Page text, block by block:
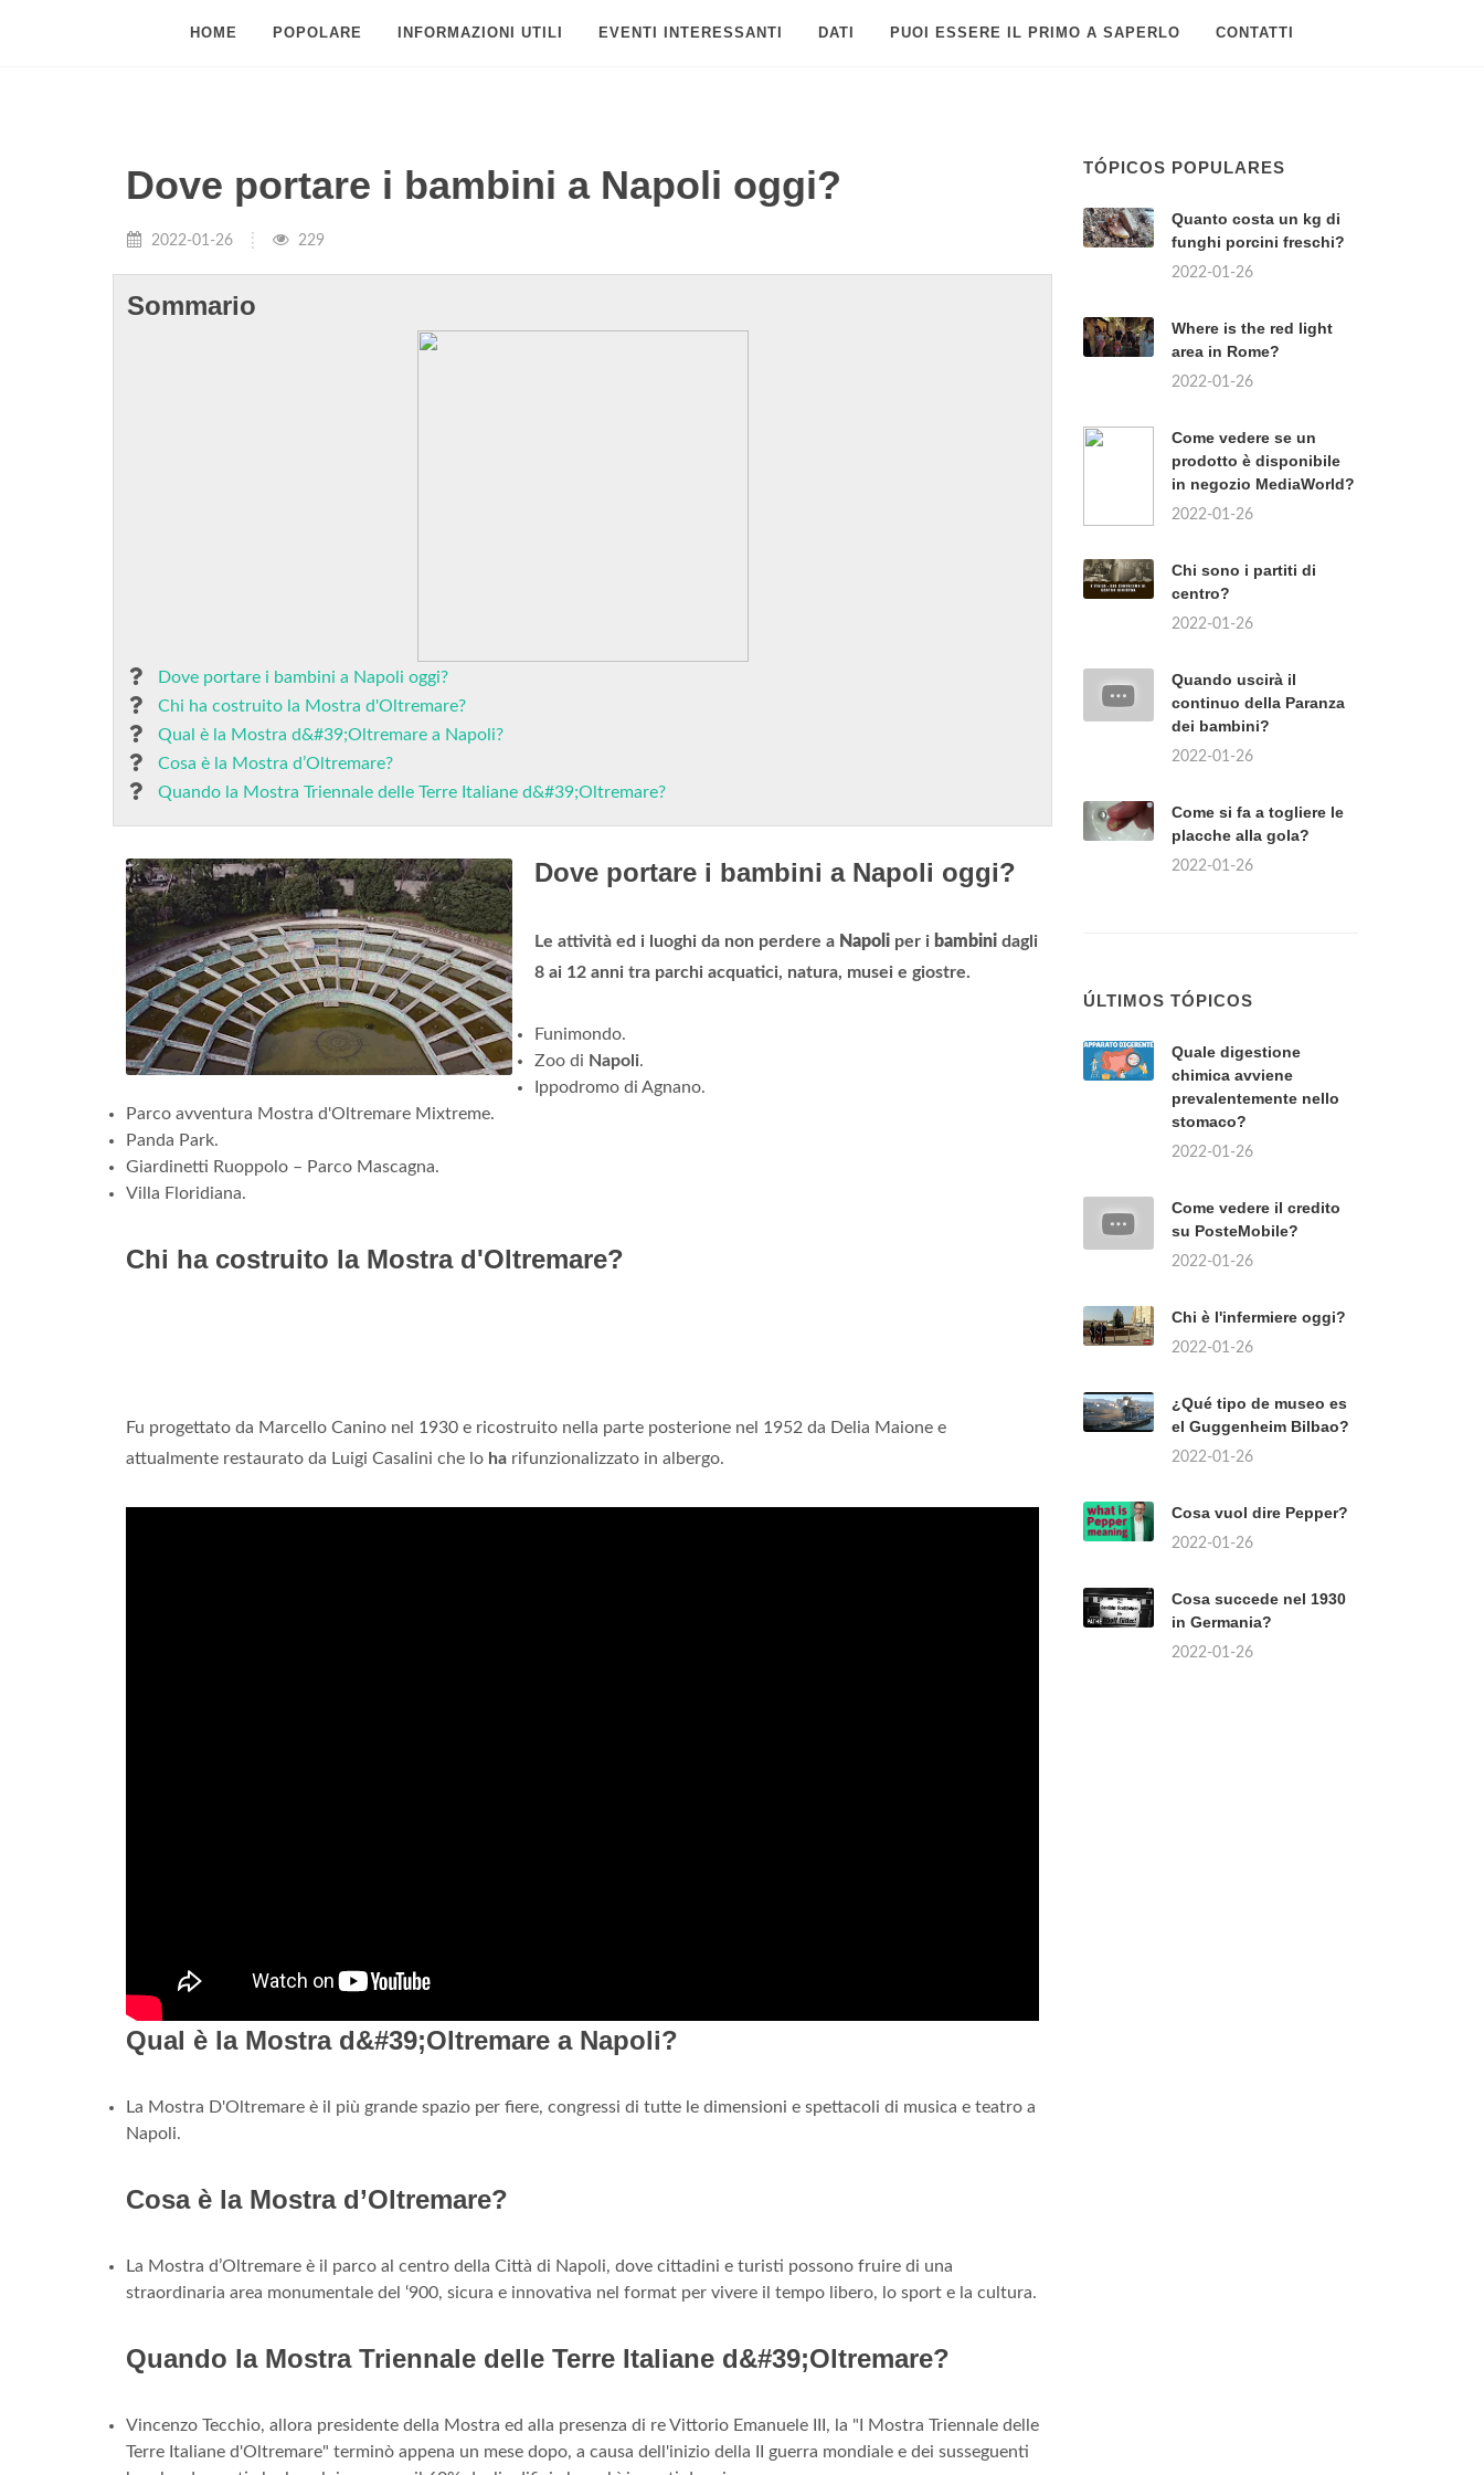
HOME POPOLARE INFORMAZIONI UTILI EVENTI INTERESSANTI DATI PUOI ESSERE IL PRIMO A SAPERLO CONTATTI
Dove portare i bambini a Napoli oggi?
2022-01-26 229
Sommario
Dove portare i bambini a Napoli oggi?
Chi ha costruito la Mostra d'Oltremare?
Qual è la Mostra d&#39;Oltremare a Napoli?
Cosa è la Mostra d’Oltremare?
Quando la Mostra Triennale delle Terre Italiane d&#39;Oltremare?
Dove portare i bambini a Napoli oggi?
Le attività ed i luoghi da non perdere a Napoli per i bambini dagli
8 ai 12 anni tra parchi acquatici, natura, musei e giostre.
Funimondo.
Zoo di Napoli.
Ippodromo di Agnano.
Parco avventura Mostra d'Oltremare Mixtreme.
Panda Park.
Giardinetti Ruoppolo – Parco Mascagna.
Villa Floridiana.
Chi ha costruito la Mostra d'Oltremare?
Fu progettato da Marcello Canino nel 1930 e ricostruito nella parte posterione nel 1952 da Delia Maione e
attualmente restaurato da Luigi Casalini che lo ha rifunzionalizzato in albergo.
Qual è la Mostra d&#39;Oltremare a Napoli?
La Mostra D'Oltremare è il più grande spazio per fiere, congressi di tutte le dimensioni e spettacoli di musica e teatro a
Napoli.
Cosa è la Mostra d’Oltremare?
La Mostra d’Oltremare è il parco al centro della Città di Napoli, dove cittadini e turisti possono fruire di una
straordinaria area monumentale del ‘900, sicura e innovativa nel format per vivere il tempo libero, lo sport e la cultura.
Quando la Mostra Triennale delle Terre Italiane d&#39;Oltremare?
Vincenzo Tecchio, allora presidente della Mostra ed alla presenza di re Vittorio Emanuele III, la "I Mostra Triennale delle
Terre Italiane d'Oltremare" terminò appena un mese dopo, a causa dell'inizio della II guerra mondiale e dei susseguenti
TÓPICOS POPULARES
Quanto costa un kg di
funghi porcini freschi?
2022-01-26
Where is the red light
area in Rome?
2022-01-26
Come vedere se un
prodotto è disponibile
in negozio MediaWorld?
2022-01-26
Chi sono i partiti di
centro?
2022-01-26
Quando uscirà il
continuo della Paranza
dei bambini?
2022-01-26
Come si fa a togliere le
placche alla gola?
2022-01-26
ÚLTIMOS TÓPICOS
Quale digestione
chimica avviene
prevalentemente nello
stomaco?
2022-01-26
Come vedere il credito
su PosteMobile?
2022-01-26
Chi è l'infermiere oggi?
2022-01-26
¿Qué tipo de museo es
el Guggenheim Bilbao?
2022-01-26
Cosa vuol dire Pepper?
2022-01-26
Cosa succede nel 1930
in Germania?
2022-01-26